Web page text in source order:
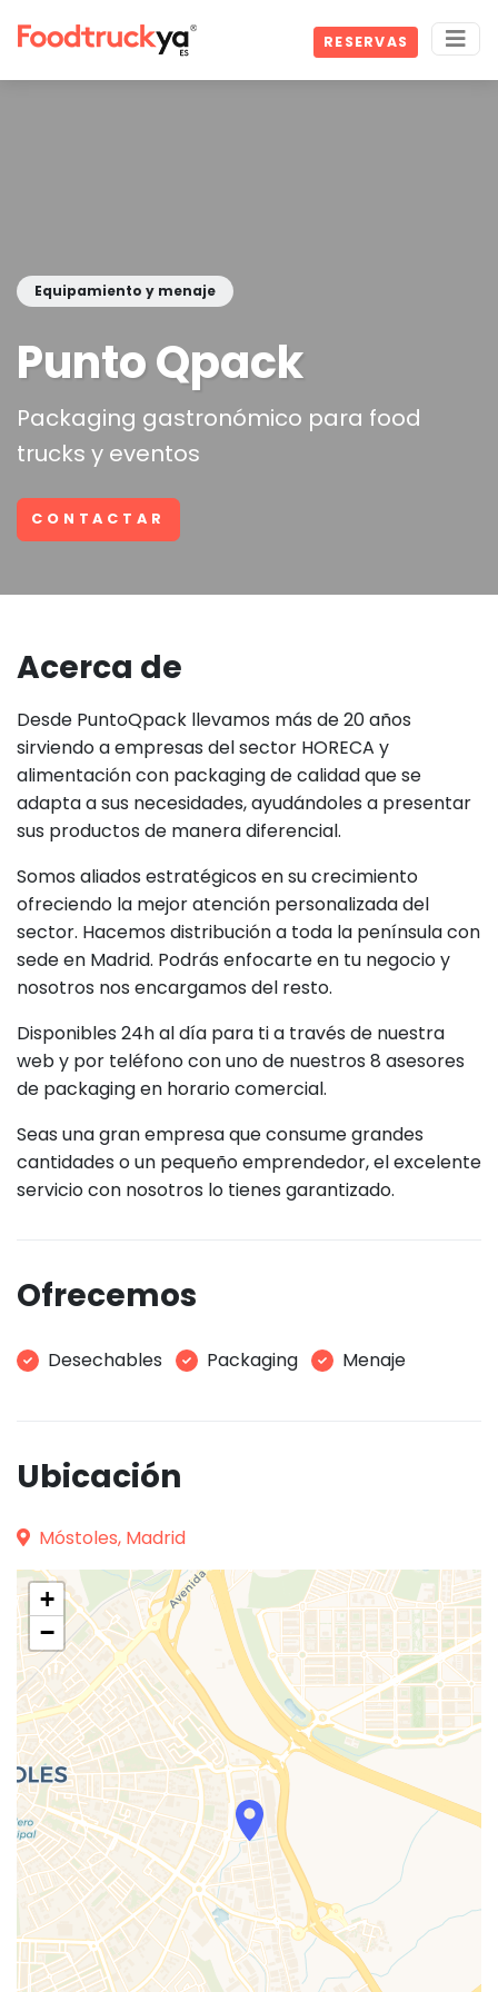
RESERVAS
Equipamiento y menaje
Punto Qpack
Packaging gastronómico para food
trucks y eventos
CONTACTAR
Acerca de
Desde PuntoQpack llevamos más de 20 años
sirviendo a empresas del sector HORECA y
alimentación con packaging de calidad que se
adapta a sus necesidades, ayudándoles a presentar
sus productos de manera diferencial.
Somos aliados estratégicos en su crecimiento
ofreciendo la mejor atención personalizada del
sector. Hacemos distribución a toda la península con
sede en Madrid. Podrás enfocarte en tu negocio y
nosotros nos encargamos del resto.
Disponibles 24h al día para ti a través de nuestra
web y por teléfono con uno de nuestros 8 asesores
de packaging en horario comercial.
Seas una gran empresa que consume grandes
cantidades o un pequeño emprendedor, el excelente
servicio con nosotros lo tienes garantizado.
Ofrecemos
Desechables Packaging Menaje
Ubicación
Móstoles, Madrid
+
−